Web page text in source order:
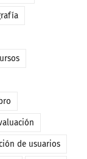
de usuarios